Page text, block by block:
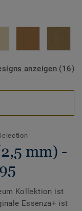
anzeigen (16)
mm) -
Kollektion ist
Essenza+ ist